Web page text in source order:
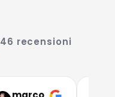
46 recensioni